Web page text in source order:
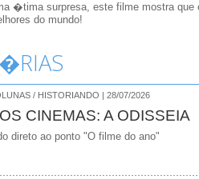
�tima surpresa, este filme mostra
do mundo!
/ HISTORIANDO | 28/07/2026
CINEMAS: A ODISSEIA
direto ao ponto "O filme do ano"